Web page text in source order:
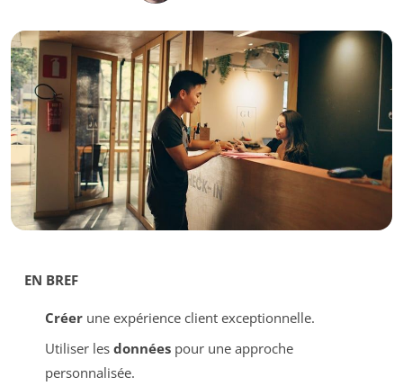
EN BREF
Créerune expérience client exceptionnelle.
Utiliser les donnéespour une approche
personnalisée.